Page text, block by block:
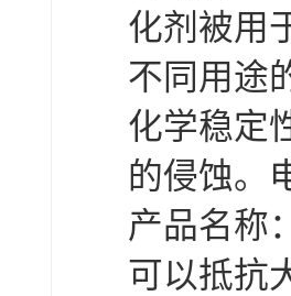
化剂被用
不同用途
化学稳定
的侵蚀。
产品名称
可以抵抗